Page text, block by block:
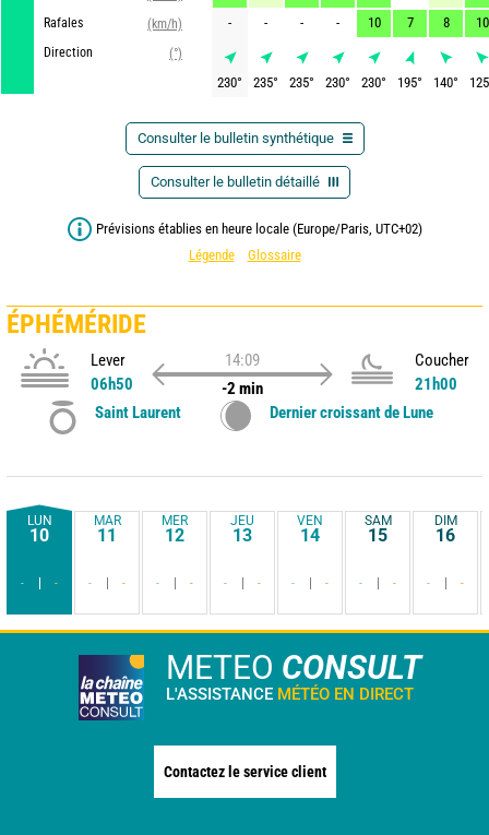
Rafales
(km/h)
Direction
(°)
-
- - - 10 7 8 10
230° 235° 235° 230° 230° 195° 140° 125
Consulter le bulletin synthétique
Consulter le bulletin détaillé
Prévisions établies en heure locale (Europe/Paris, UTC+02)
Légende
Glossaire
ÉPHÉMÉRIDE
Lever
06h50
14:09
-2 min
Coucher
21h00
Saint Laurent
Dernier croissant de Lune
LUN
10
- -
MAR
11
- -
MER
12
- -
JEU
13
- -
VEN
14
- -
SAM
15
- -
DIM
16
- -
METEO CONSULT
L'ASSISTANCE MÉTÉO EN DIRECT
Contactez le service client